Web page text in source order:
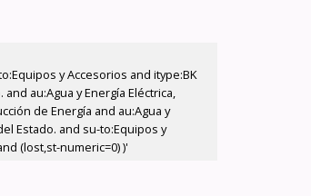
y Accesorios and itype:BK
au:Agua y Energía Eléctrica,
de Energía and au:Agua y
Estado. and su-to:Equipos y
(lost,st-numeric=0) )'